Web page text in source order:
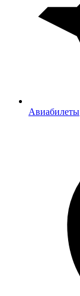
Авиабилеты